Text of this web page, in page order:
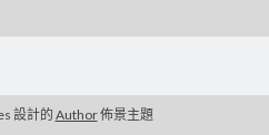
設計的 Author佈景主題